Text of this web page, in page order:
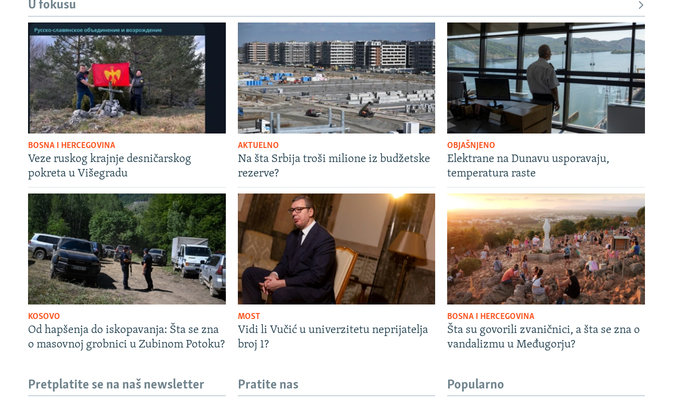
U fokusu
BOSNA I HERCEGOVINA
Veze ruskog krajnje desničarskog
pokreta u Višegradu
AKTUELNO
Na šta Srbija troši milione iz budžetske
rezerve?
OBJAŠNJENO
Elektrane na Dunavu usporavaju,
temperatura raste
KOSOVO
Od hapšenja do iskopavanja: Šta se zna
o masovnoj grobnici u Zubinom Potoku?
MOST
Vidi li Vučić u univerzitetu neprijatelja
broj 1?
BOSNA I HERCEGOVINA
Šta su govorili zvaničnici, a šta se zna o
vandalizmu u Međugorju?
Pretplatite se na naš newsletter Pratite nas Popularno